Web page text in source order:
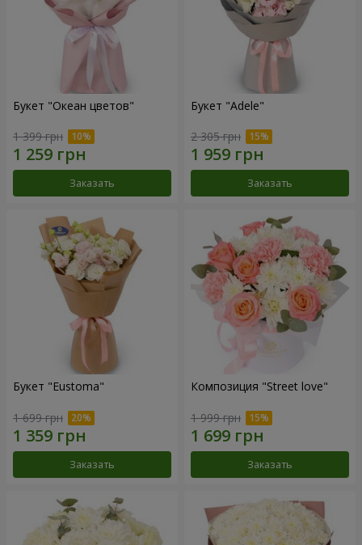
Букет "Океан цветов"
1 399 грн
Заказать
Букет "Adele"
2 305 грн
Заказать
Букет "Eustoma"
1 699 грн
Заказать
Композиция "Street love"
1 999 грн
Заказать